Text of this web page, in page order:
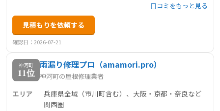
口コミをもっと見る
見積もりを依頼する
確認日：2026-07-21
神河町
11位
雨漏り修理プロ（amamori.pro）
神河町の屋根修理業者
エリア
兵庫県全域（市川町含む）、大阪・京都・奈良など
関西圏